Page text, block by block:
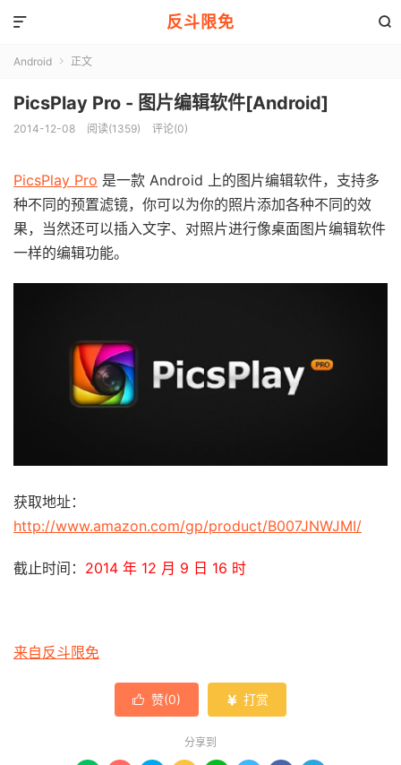
反斗限免 

Android  正文
PicsPlay Pro - 图片编辑软件[Android]
2014-12-08 阅读(1359) 评论(0)
PicsPlay Pro 是一款 Android 上的图片编辑软件，支持多
种不同的预置滤镜，你可以为你的照片添加各种不同的效
果，当然还可以插入文字、对照片进行像桌面图片编辑软件
一样的编辑功能。
获取地址：
http://www.amazon.com/gp/product/B007JNWJMI/
截止时间： 2014 年 12 月 9 日 16 时
来自反斗限免
 赞(0)  打赏
分享到